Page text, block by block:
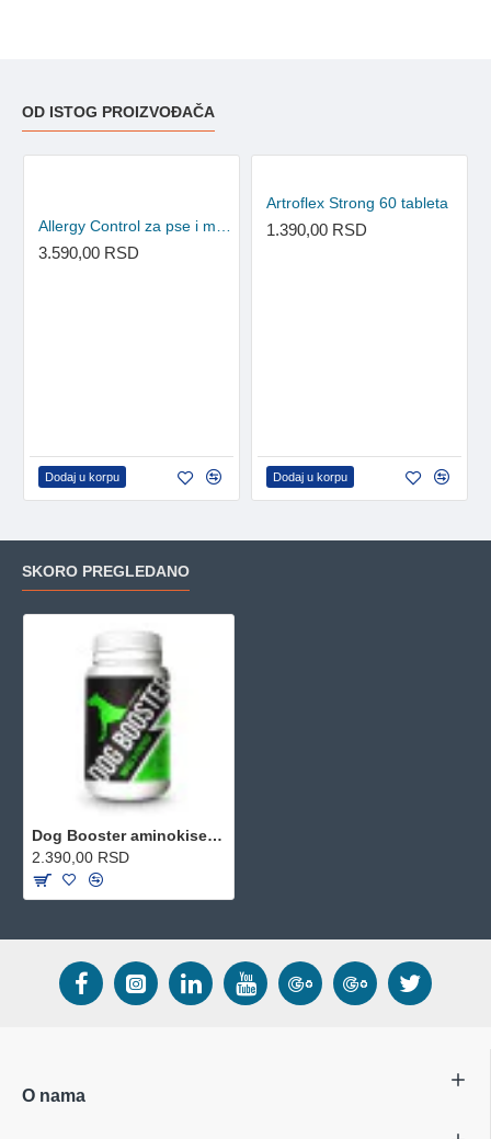
OD ISTOG PROIZVOĐAČA
3.590,00 RSD
Dodaj u korpu
Artroflex Strong 60 tableta
1.390,00 RSD
Dodaj u korpu
SKORO PREGLEDANO
Dog Booster aminokiseline za pse 90 tableta
2.390,00 RSD
O nama